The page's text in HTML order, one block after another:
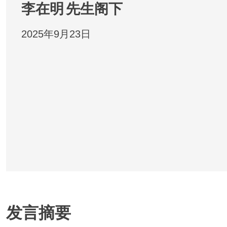
李在明 先生阁下
2025年9月23日
发言摘要